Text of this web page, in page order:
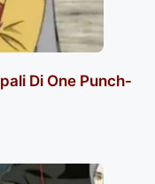
Di One Punch-